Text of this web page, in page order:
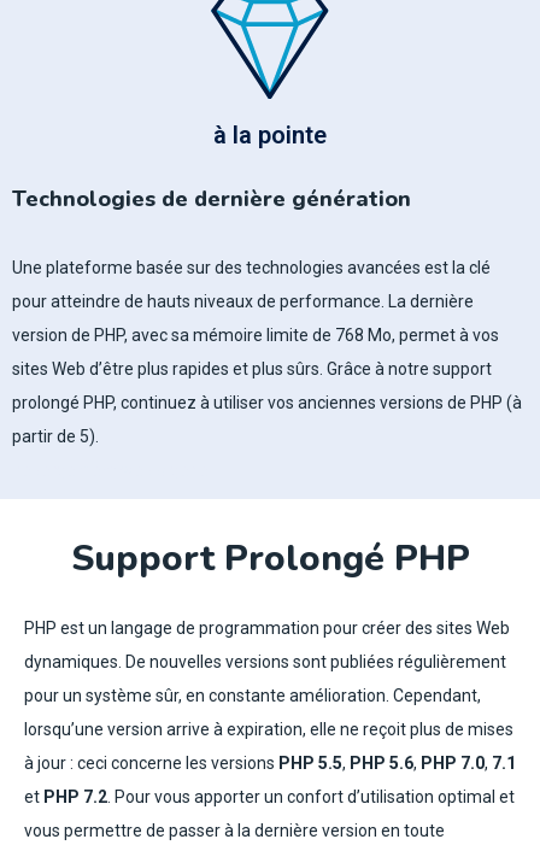
à la pointe
Technologies de dernière génération
Une plateforme basée sur des technologies avancées est la clé
pour atteindre de hauts niveaux de performance. La dernière
version de PHP, avec sa mémoire limite de 768 Mo, permet à vos
sites Web d’être plus rapides et plus sûrs. Grâce à notre support
prolongé PHP, continuez à utiliser vos anciennes versions de PHP (à
partir de 5).
Support Prolongé PHP
PHP est un langage de programmation pour créer des sites Web
dynamiques. De nouvelles versions sont publiées régulièrement
pour un système sûr, en constante amélioration. Cependant,
lorsqu’une version arrive à expiration, elle ne reçoit plus de mises
à jour : ceci concerne les versions PHP 5.5, PHP 5.6, PHP 7.0, 7.1
et PHP 7.2 . Pour vous apporter un confort d’utilisation optimal et
vous permettre de passer à la dernière version en toute